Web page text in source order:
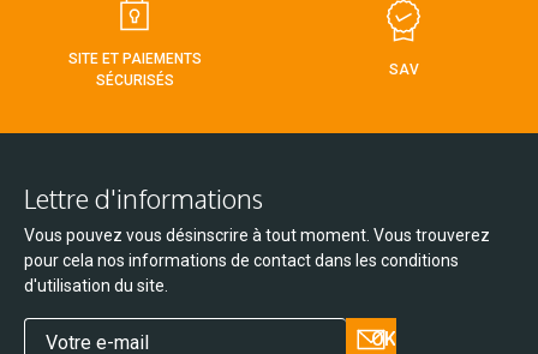
SITE ET PAIEMENTS
SÉCURISÉS
SAV
Lettre d'informations
Vous pouvez vous désinscrire à tout moment. Vous trouverez
pour cela nos informations de contact dans les conditions
d'utilisation du site.